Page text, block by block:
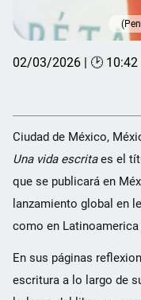
02/03/2026 | 🕑 10:42
Ciudad de México,
Una vida escritaes el
que se publicará en
lanzamiento global en
como en
En sus páginas
escritura a lo largo de